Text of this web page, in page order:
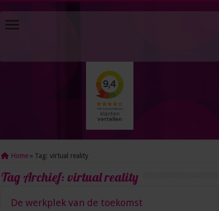
Home » Tag:virtual reality
Tag Archief:virtual reality
De werkplek van de toekomst